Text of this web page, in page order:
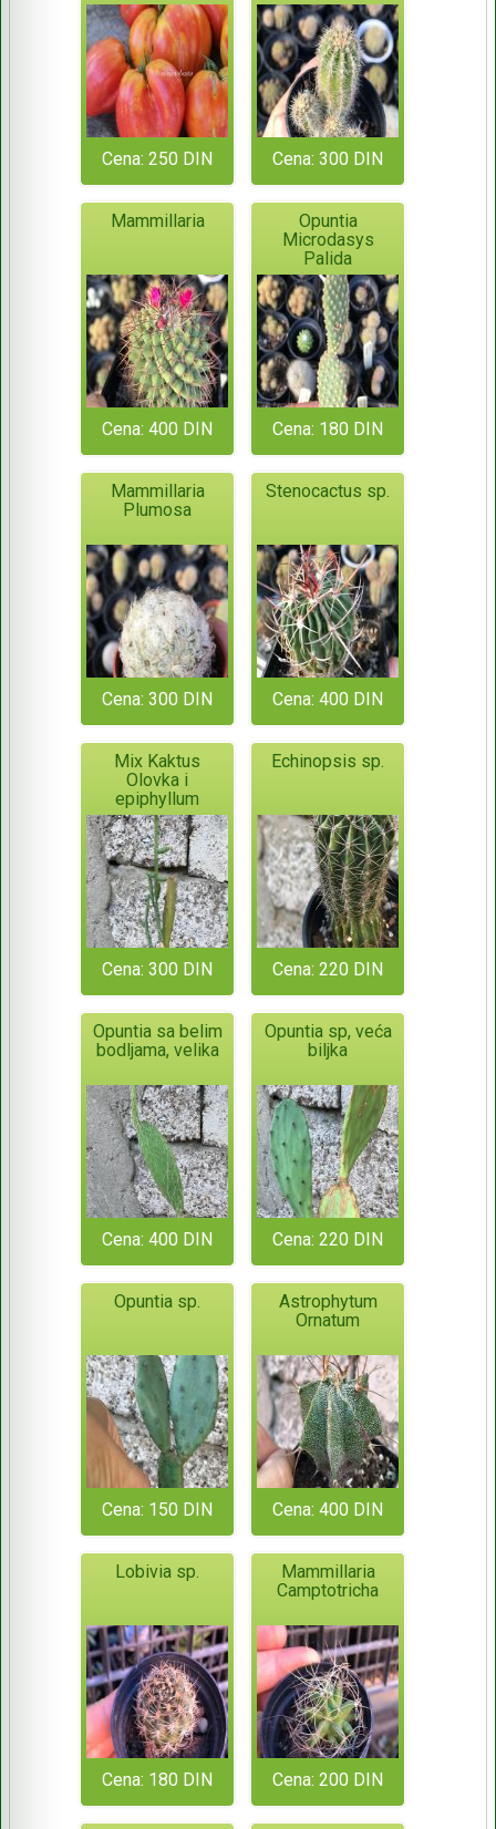
Cena: 250 DIN Cena: 300 DIN
Mammillaria
Cena: 400 DIN
Opuntia
Microdasys
Palida
Cena: 180 DIN
Mammillaria
Plumosa
Cena: 300 DIN
Stenocactus sp.
Cena: 400 DIN
Mix Kaktus
Olovka i
epiphyllum
Cena: 300 DIN
Echinopsis sp.
Cena: 220 DIN
Opuntia sa belim
bodljama, velika
Cena: 400 DIN
Opuntia sp, veća
biljka
Cena: 220 DIN
Opuntia sp.
Cena: 150 DIN
Astrophytum
Ornatum
Cena: 400 DIN
Lobivia sp.
Cena: 180 DIN
Mammillaria
Camptotricha
Cena: 200 DIN